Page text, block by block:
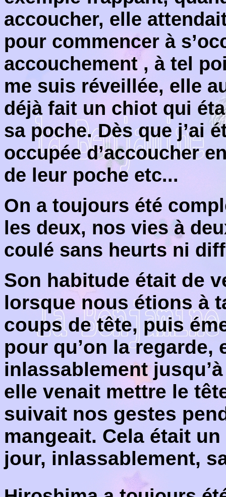
accoucher, elle
pour commencer à
accouchement , à tel
me suis réveillée, elle
déjà fait un chiot qui
sa poche. Dès que j’ai
occupée d’accoucher
de leur poche etc...
On a toujours été
les deux, nos vies à
coulé sans heurts ni
Son habitude était de
lorsque nous étions à
coups de tête, puis
pour qu’on la regarde,
inlassablement
elle venait mettre le
suivait nos gestes
mangeait. Cela était
jour, inlassablement,